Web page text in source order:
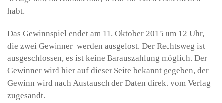
habt.
Das Gewinnspiel endet am 11. Oktober 2015 um 12 Uhr,
die zwei Gewinner werden ausgelost. Der Rechtsweg ist
ausgeschlossen, es ist keine Barauszahlung möglich. Der
Gewinner wird hier auf dieser Seite bekannt gegeben, der
Gewinn wird nach Austausch der Daten direkt vom Verlag
zugesandt.